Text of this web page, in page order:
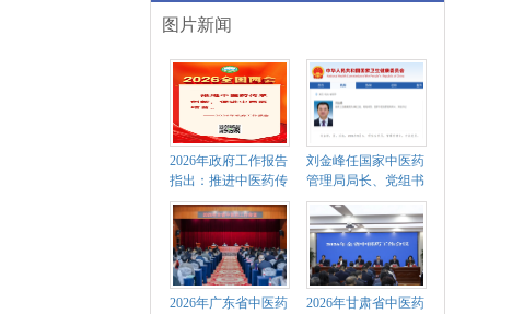
图片新闻
2026年政府工作报告
指出：推进中医药传
承创新，促进中西医
结合
刘金峰任国家中医药
管理局局长、党组书
记
2026年广东省中医药
2026年甘肃省中医药